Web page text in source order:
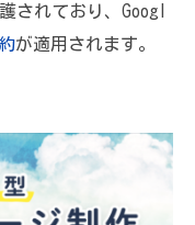
されており、Googl
が適用されます。